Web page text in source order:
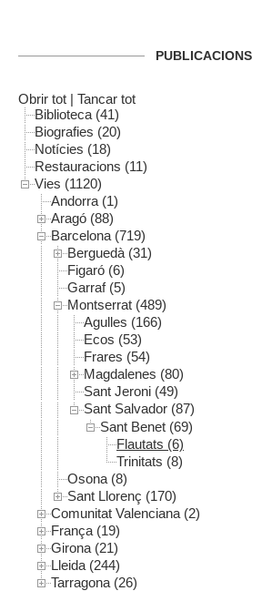
PUBLICACIONS
Obrir tot | Tancar tot
Biblioteca (41)
Biografies (20)
Notícies (18)
Restauracions (11)
Vies (1120)
Andorra (1)
Aragó (88)
Barcelona (719)
Berguedà (31)
Figaró (6)
Garraf (5)
Montserrat (489)
Agulles (166)
Ecos (53)
Frares (54)
Magdalenes (80)
Sant Jeroni (49)
Sant Salvador (87)
Sant Benet (69)
Flautats (6)
Trinitats (8)
Osona (8)
Sant Llorenç (170)
Comunitat Valenciana (2)
França (19)
Girona (21)
Lleida (244)
Tarragona (26)